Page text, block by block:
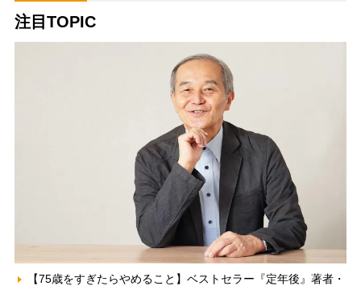
注目TOPIC
【75歳をすぎたらやめること】ベストセラー『定年後』著者・